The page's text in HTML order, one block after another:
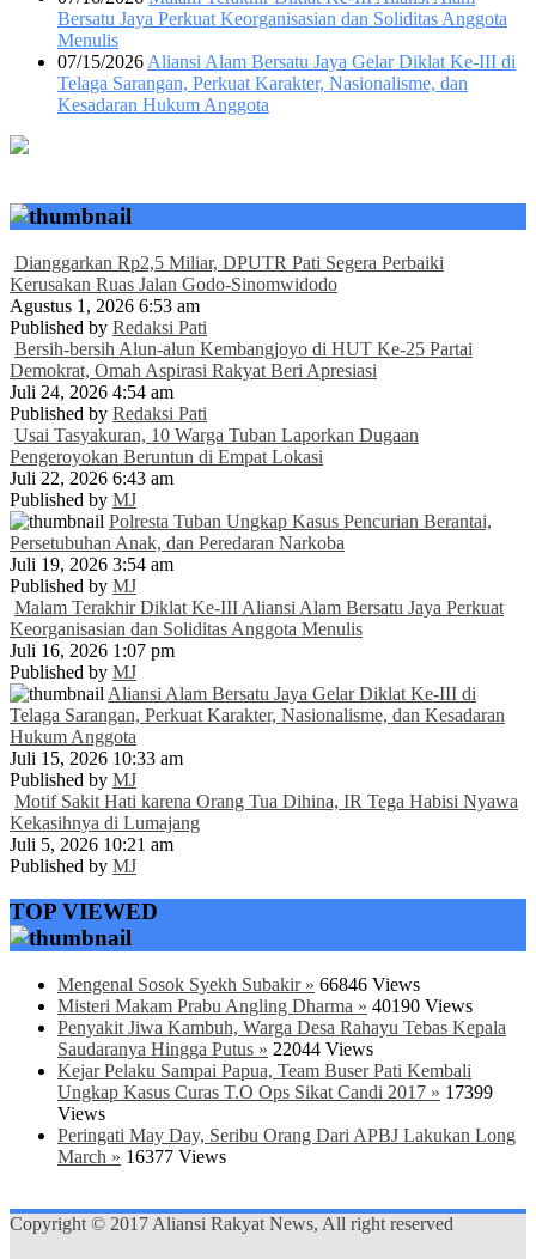
Bersatu Jaya Perkuat Keorganisasian dan Soliditas Anggota
Menulis
07/15/2026 Aliansi Alam Bersatu Jaya Gelar Diklat Ke-III di
Telaga Sarangan, Perkuat Karakter, Nasionalisme, dan
Kesadaran Hukum Anggota
Dianggarkan Rp2,5 Miliar, DPUTR Pati Segera Perbaiki
Kerusakan Ruas Jalan Godo-Sinomwidodo
Agustus 1, 2026 6:53 am
Published by Redaksi Pati
Bersih-bersih Alun-alun Kembangjoyo di HUT Ke-25 Partai
Demokrat, Omah Aspirasi Rakyat Beri Apresiasi
Juli 24, 2026 4:54 am
Published by Redaksi Pati
Usai Tasyakuran, 10 Warga Tuban Laporkan Dugaan
Pengeroyokan Beruntun di Empat Lokasi
Juli 22, 2026 6:43 am
Published by MJ
Polresta Tuban Ungkap Kasus Pencurian Berantai,
Persetubuhan Anak, dan Peredaran Narkoba
Juli 19, 2026 3:54 am
Published by MJ
Malam Terakhir Diklat Ke-III Aliansi Alam Bersatu Jaya Perkuat
Keorganisasian dan Soliditas Anggota Menulis
Juli 16, 2026 1:07 pm
Published by MJ
Aliansi Alam Bersatu Jaya Gelar Diklat Ke-III di
Telaga Sarangan, Perkuat Karakter, Nasionalisme, dan Kesadaran
Hukum Anggota
Juli 15, 2026 10:33 am
Published by MJ
Motif Sakit Hati karena Orang Tua Dihina, IR Tega Habisi Nyawa
Kekasihnya di Lumajang
Juli 5, 2026 10:21 am
Published by MJ
TOP VIEWED
Mengenal Sosok Syekh Subakir » 66846 Views
Misteri Makam Prabu Angling Dharma » 40190 Views
Penyakit Jiwa Kambuh, Warga Desa Rahayu Tebas Kepala
Saudaranya Hingga Putus » 22044 Views
Kejar Pelaku Sampai Papua, Team Buser Pati Kembali
Ungkap Kasus Curas T.O Ops Sikat Candi 2017 » 17399
Views
Peringati May Day, Seribu Orang Dari APBJ Lakukan Long
March » 16377 Views
Copyright © 2017 Aliansi Rakyat News, All right reserved